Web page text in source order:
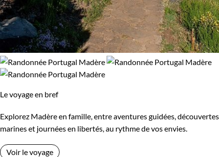
Le voyage en bref
Explorez Madère en famille, entre aventures guidées, découvertes
marines et journées en libertés, au rythme de vos envies.
Voir le voyage